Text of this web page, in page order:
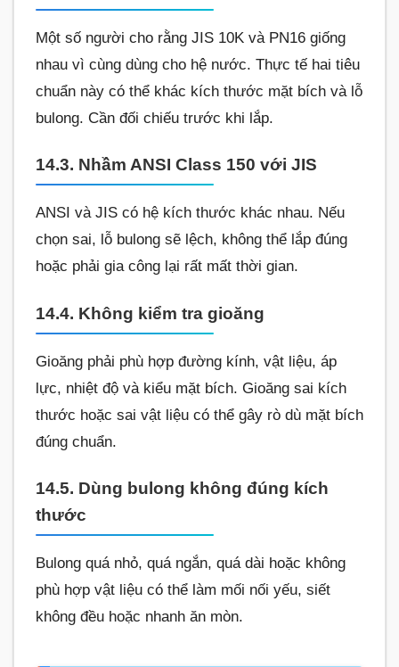
Một số người cho rằng JIS 10K và PN16 giống
nhau vì cùng dùng cho hệ nước. Thực tế hai tiêu
chuẩn này có thể khác kích thước mặt bích và lỗ
bulong. Cần đối chiếu trước khi lắp.
14.3. Nhầm ANSI Class 150 với JIS
ANSI và JIS có hệ kích thước khác nhau. Nếu
chọn sai, lỗ bulong sẽ lệch, không thể lắp đúng
hoặc phải gia công lại rất mất thời gian.
14.4. Không kiểm tra gioăng
Gioăng phải phù hợp đường kính, vật liệu, áp
lực, nhiệt độ và kiểu mặt bích. Gioăng sai kích
thước hoặc sai vật liệu có thể gây rò dù mặt bích
đúng chuẩn.
14.5. Dùng bulong không đúng kích
thước
Bulong quá nhỏ, quá ngắn, quá dài hoặc không
phù hợp vật liệu có thể làm mối nối yếu, siết
không đều hoặc nhanh ăn mòn.